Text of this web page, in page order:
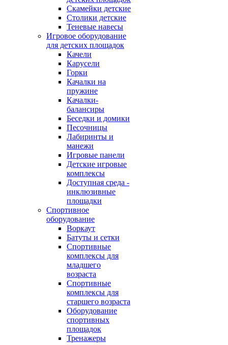
Скамейки детские
Столики детские
Теневые навесы
Игровое оборудование
для детских площадок
Качели
Карусели
Горки
Качалки на
пружине
Качалки-
балансиры
Беседки и домики
Песочницы
Лабиринты и
манежи
Игровые панели
Детские игровые
комплексы
Доступная среда -
инклюзивные
площадки
Спортивное
оборудование
Воркаут
Батуты и сетки
Спортивные
комплексы для
младшего
возраста
Спортивные
комплексы для
старшего возраста
Оборудование
спортивных
площадок
Тренажеры